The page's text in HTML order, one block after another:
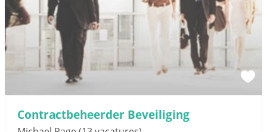
Contractbeheerder Beveiliging